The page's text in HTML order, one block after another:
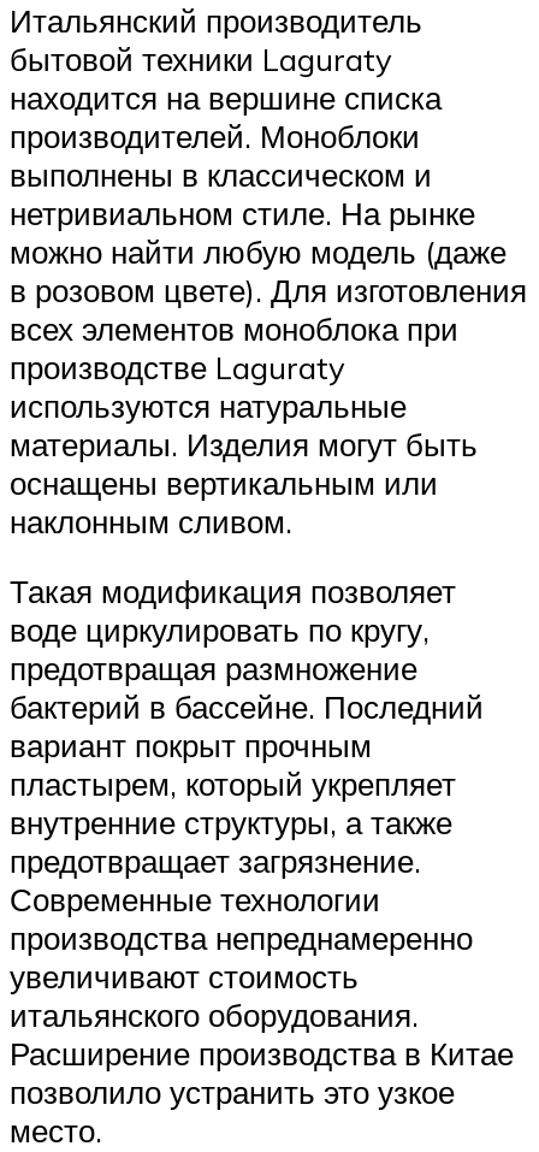
Итальянский производитель
бытовой техники Laguraty
находится на вершине списка
производителей. Моноблоки
выполнены в классическом и
нетривиальном стиле. На рынке
можно найти любую модель (даже
в розовом цвете). Для изготовления
всех элементов моноблока при
производстве Laguraty
используются натуральные
материалы. Изделия могут быть
оснащены вертикальным или
наклонным сливом.
Такая модификация позволяет
воде циркулировать по кругу,
предотвращая размножение
бактерий в бассейне. Последний
вариант покрыт прочным
пластырем, который укрепляет
внутренние структуры, а также
предотвращает загрязнение.
Современные технологии
производства непреднамеренно
увеличивают стоимость
итальянского оборудования.
Расширение производства в Китае
позволило устранить это узкое
место.